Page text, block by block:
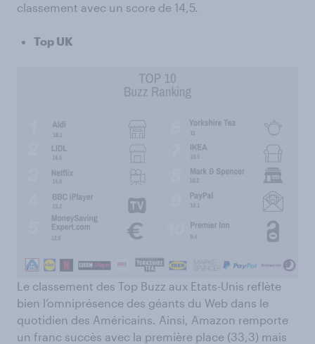
classement avec un score de 14,5.
Top UK
Le classement des Top Buzz aux Etats-Unis reflète
bien l’omniprésence des géants du Web dans le
quotidien des Américains. Ainsi, Amazon remporte
un franc succès avec la première place (33,3) mais